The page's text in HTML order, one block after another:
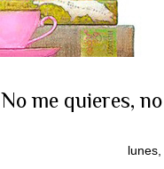
No me quieres,